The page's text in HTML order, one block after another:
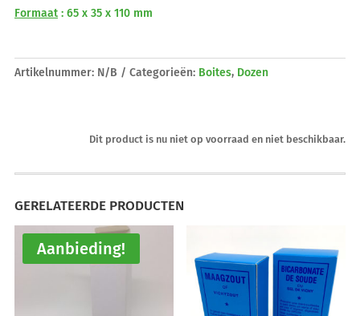
Formaat : 65 x 35 x 110 mm
Artikelnummer: N/B Categorieën: Boites, Dozen
Dit product is nu niet op voorraad en niet beschikbaar.
GERELATEERDE PRODUCTEN
Aanbieding!